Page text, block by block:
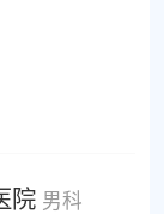
院 男科